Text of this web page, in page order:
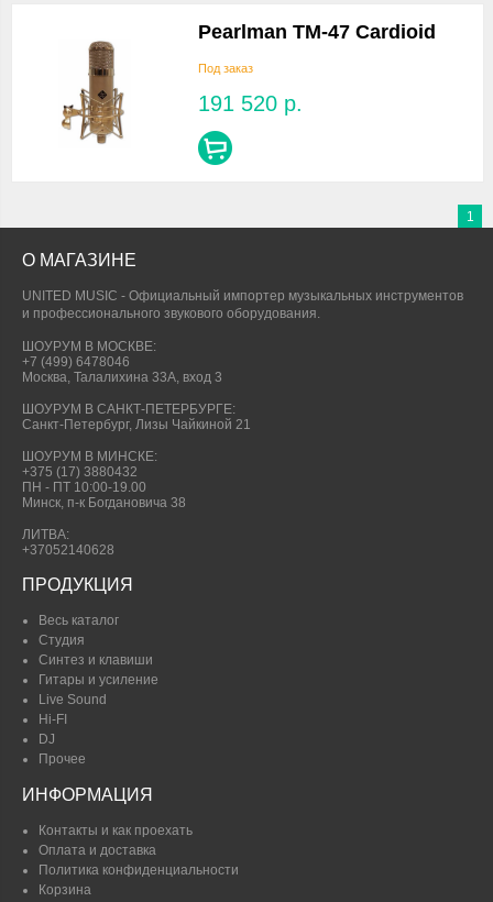
Pearlman TM-47 Cardioid
Под заказ
191 520 р.
1
О МАГАЗИНЕ
UNITED MUSIC - Официальный импортер музыкальных инструментов
и профессионального звукового оборудования.
ШОУРУМ В МОСКВЕ:
+7 (499) 6478046
Москва, Талалихина 33А, вход 3
ШОУРУМ В САНКТ-ПЕТЕРБУРГЕ:
Санкт-Петербург, Лизы Чайкиной 21
ШОУРУМ В МИНСКЕ:
+375 (17) 3880432
ПН - ПТ 10:00-19.00
Минск, п-к Богдановича 38
ЛИТВА:
+37052140628
ПРОДУКЦИЯ
Весь каталог
Студия
Синтез и клавиши
Гитары и усиление
Live Sound
Hi-FI
DJ
Прочее
ИНФОРМАЦИЯ
Контакты и как проехать
Оплата и доставка
Политика конфиденциальности
Корзина